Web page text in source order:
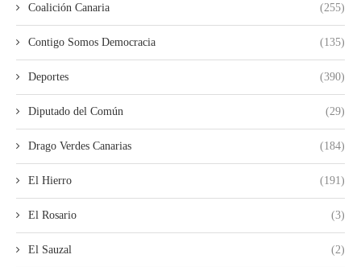
Coalición Canaria (255)
Contigo Somos Democracia (135)
Deportes (390)
Diputado del Común (29)
Drago Verdes Canarias (184)
El Hierro (191)
El Rosario (3)
El Sauzal (2)